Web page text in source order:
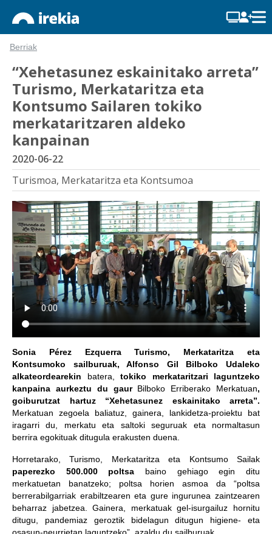
Berriak
“Xehetasunez eskainitako arreta”
Turismo, Merkataritza eta
Kontsumo Sailaren tokiko
merkataritzaren aldeko
kanpainan
2020-06-22
Turismoa, Merkataritza eta Kontsumoa
Sonia Pérez Ezquerra Turismo, Merkataritza eta
Kontsumoko sailburuak, Alfonso Gil Bilboko Udaleko
alkateordearekin batera,
tokiko merkataritzari laguntzeko
kanpaina aurkeztu du gaur Bilboko Erriberako Merkatuan,
goiburutzat hartuz “Xehetasunez eskainitako arreta”.
Merkatuan zegoela baliatuz, gainera, lankidetza-proiektu bat
iragarri du, merkatu eta saltoki seguruak eta normaltasun
berrira egokituak ditugula erakusten duena.
Horretarako, Turismo, Merkataritza eta Kontsumo Sailak
paperezko 500.000 poltsa baino gehiago egin ditu
merkatuetan banatzeko; poltsa horien asmoa da “poltsa
berrerabilgarriak erabiltzearen eta gure ingurunea zaintzearen
beharraz jabetzea. Gainera, merkatuak gel-isurgailuz hornitu
ditugu, pandemiaz geroztik bidelagun ditugun higiene- eta